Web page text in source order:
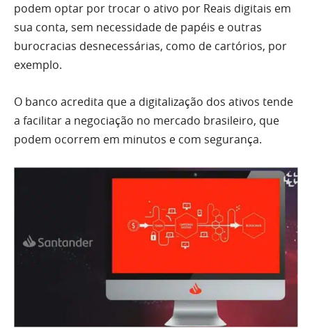
podem optar por trocar o ativo por Reais digitais em
sua conta, sem necessidade de papéis e outras
burocracias desnecessárias, como de cartórios, por
exemplo.
O banco acredita que a digitalização dos ativos tende
a facilitar a negociação no mercado brasileiro, que
podem ocorrem em minutos e com segurança.